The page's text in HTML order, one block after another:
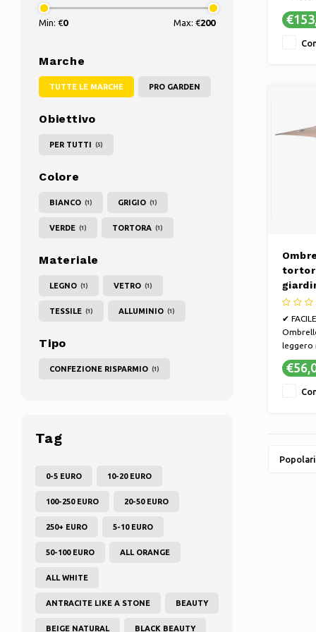
Min: €0 Max: €200
Marche
TUTTE LE MARCHE PRO GARDEN
Obiettivo
PER TUTTI (5)
Colore
BIANCO (1) GRIGIO (1)
VERDE (1) TORTORA (1)
Materiale
LEGNO (1) VETRO (1)
TESSILE (1) ALLUMINIO (1)
Tipo
CONFEZIONE RISPARMIO (1)
Tag
0-5 EURO 10-20 EURO
100-250 EURO 20-50 EURO
250+ EURO 5-10 EURO
50-100 EURO ALL ORANGE
ALL WHITE
ANTRACITE LIKE A STONE BEAUTY
BEIGE NATURAL BLACK BEAUTY
con
di
✔
leggero
tramite